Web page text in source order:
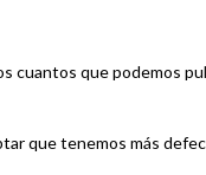
cuantos que podemos
que tenemos más